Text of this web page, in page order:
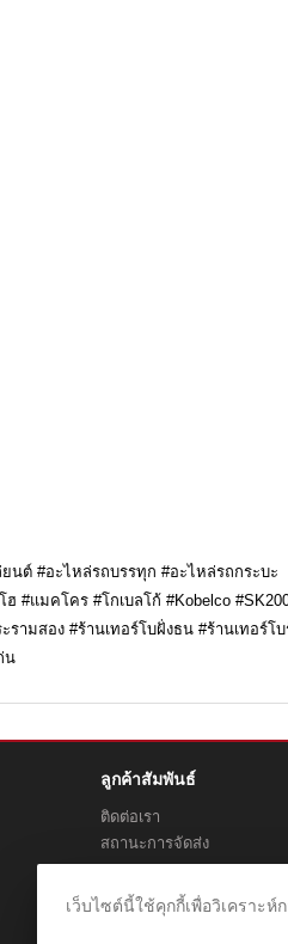
นต์ #อะไหล่รถบรรทุก #อะไหล่รถกระบะ
#แมคโคร #โกเบลโก้ #Kobelco
รามสอง #ร้านเทอร์โบฝั่งธน #ร้านเทอร์โ
น
ลูกค้าสัมพันธ์
ติดต่อเรา
สถานะการจัดส่ง
ตัวแทนของเรา
เว็บไซต์นี้ใช้คุกกี้เพื่อวิเคราะ